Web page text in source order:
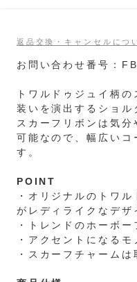
返品交換・キャンセルにつ
お問い合わせ番号：
トワルドゥジュイ柄
装いを演出するショル
スカーフリボンは気分
可能なので、幅広いコ
す。
POINT
・オリジナルのトワ
がレディライクなデザ
・トレンドのホーボー
・アクセントになるモ
・スカーフチャームは